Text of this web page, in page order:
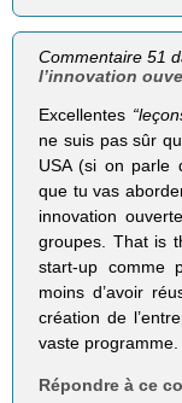
Commentaire 51
l’innovation
Excellentes
ne suis pas sûr
USA (si on parle
que tu vas
innovation
groupes. That is
start-up comme
moins d’avoir
création de
vaste programme.
Répondre à ce